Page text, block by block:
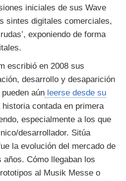
iniciales de sus Wave
sintes digitales comerciales,
exponiendo de forma
escribió en 2008 sus
desarrollo y desaparición
aún leerse desde su
contada en primera
especialmente a los que
desarrollador. Sitúa
la evolución del mercado de
Cómo llegaban los
al Musik Messe o